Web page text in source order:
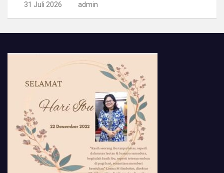
31 Juli 2026 admin